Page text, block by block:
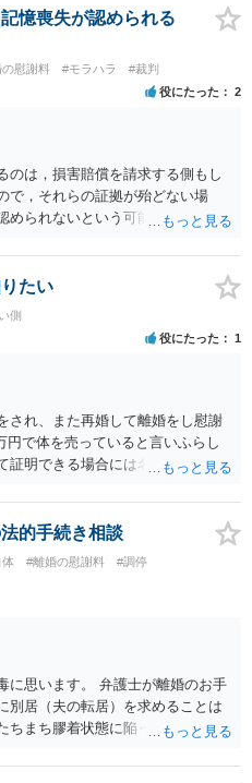
憶喪失が認められる
慰謝料 #モラハラ #裁判
役にたった 2
のは，損害賠償を請求する側もし
で，それらの証拠が殆どない場
められないという可能性はあるで
たい
側
役にたった 1
され、また再婚して離婚をし慰謝
で体を売っていると言いふらし
証明できる場合には名誉権侵害や
るとのことですので，依頼中の弁
応するかを決められると良いでし
的手続き相談
#離婚の慰謝料
#調停
に思います。 弁護士が離婚のお手
別居（夫の転居）を求めることは
ちまち膠着状態に陥ってしまうの
者さまが転居する形で離婚協議等